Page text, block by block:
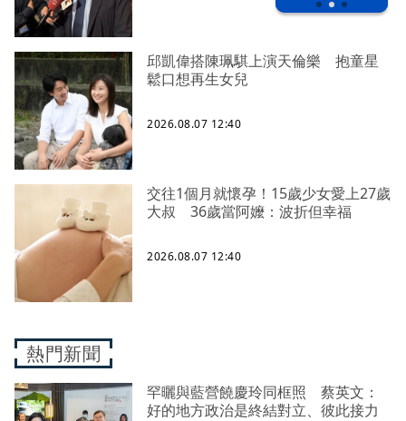
邱凱偉搭陳珮騏上演天倫樂 抱童星
鬆口想再生女兒
2026.08.07 12:40
交往1個月就懷孕！15歲少女愛上27歲
大叔 36歲當阿嬤：波折但幸福
2026.08.07 12:40
熱門新聞
罕曬與藍營饒慶玲同框照 蔡英文：
好的地方政治是終結對立、彼此接力